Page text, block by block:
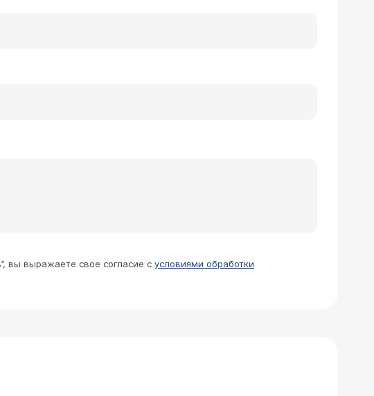
операции - 2 недели, швы сняты,
приеду к Вам на консультацию.
Стоимость операции и пребывания в
вы выражаете свое согласие сусловиями обработки